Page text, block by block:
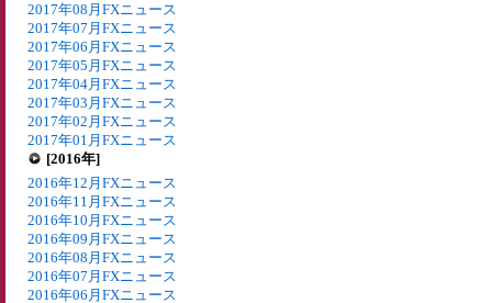
2017年08月FXニュース
2017年07月FXニュース
2017年06月FXニュース
2017年05月FXニュース
2017年04月FXニュース
2017年03月FXニュース
2017年02月FXニュース
2017年01月FXニュース
[2016年]
2016年12月FXニュース
2016年11月FXニュース
2016年10月FXニュース
2016年09月FXニュース
2016年08月FXニュース
2016年07月FXニュース
2016年06月FXニュース